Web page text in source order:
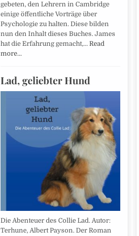
gebeten, den Lehrern in Cambridge
einige öffentliche Vorträge über
Psychologie zu halten. Diese bilden
nun den Inhalt dieses Buches. James
hat die Erfahrung gemacht,… Read
more…
Lad, geliebter Hund
Die Abenteuer des Collie Lad. Autor:
Terhune, Albert Payson. Der Roman